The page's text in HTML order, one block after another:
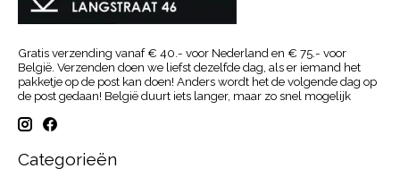
Gratis verzending vanaf € 40.- voor Nederland en € 75.- voor
België. Verzenden doen we liefst dezelfde dag, als er iemand het
pakketje op de post kan doen! Anders wordt het de volgende dag op
de post gedaan! België duurt iets langer, maar zo snel mogelijk
Categorieën